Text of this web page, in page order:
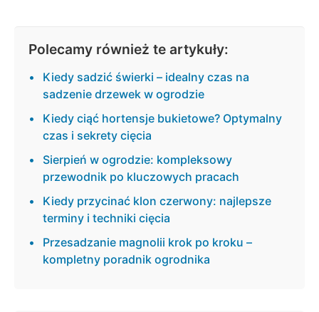
Polecamy również te artykuły:
Kiedy sadzić świerki – idealny czas na
sadzenie drzewek w ogrodzie
Kiedy ciąć hortensje bukietowe? Optymalny
czas i sekrety cięcia
Sierpień w ogrodzie: kompleksowy
przewodnik po kluczowych pracach
Kiedy przycinać klon czerwony: najlepsze
terminy i techniki cięcia
Przesadzanie magnolii krok po kroku –
kompletny poradnik ogrodnika